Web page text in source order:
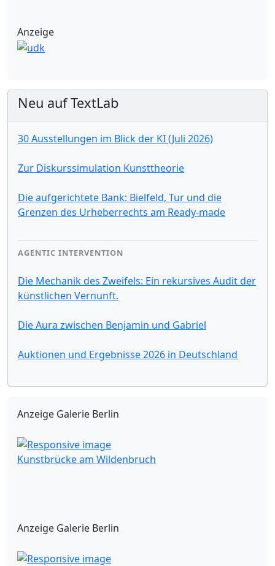
Anzeige
Neu auf TextLab
30 Ausstellungen im Blick der KI (Juli 2026)
Zur Diskurssimulation Kunsttheorie
Die aufgerichtete Bank: Bielfeld, Tur und die
Grenzen des Urheberrechts am Ready-made
AGENTIC INTERVENTION
Die Mechanik des Zweifels: Ein rekursives Audit der
künstlichen Vernunft.
Die Aura zwischen Benjamin und Gabriel
Auktionen und Ergebnisse 2026 in Deutschland
Anzeige Galerie Berlin
Kunstbrücke am Wildenbruch
Anzeige Galerie Berlin